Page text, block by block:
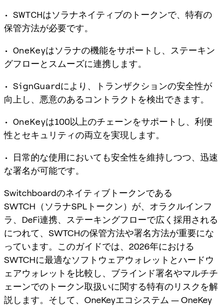
• SWTCHはソラナネイティブのトークンで、特有の
保管方法が必要です。
• OneKeyはソラナの機能をサポートし、ステーキン
グフローとスムーズに連携します。
• SignGuardにより、トランザクションの安全性が
向上し、悪意のあるコントラクトを検出できます。
• OneKeyは100以上のチェーンをサポートし、利便
性とセキュリティの両立を実現します。
• 日常的な使用においても安全性を維持しつつ、迅速
な署名が可能です。
Switchboardのネイティブトークンである
SWTCH（ソラナSPLトークン）が、オラクルインフ
ラ、DeFi連携、ステーキングフローで広く採用される
につれて、SWTCHの保管方法や署名方法が重要にな
っています。このガイドでは、2026年における
SWTCHに最適なソフトウェアウォレットとハードウ
ェアウォレットを比較し、ブラインド署名やマルチチ
ェーンでのトークン取扱いに関する特有のリスクを解
説します。そして、OneKeyエコシステム — OneKey